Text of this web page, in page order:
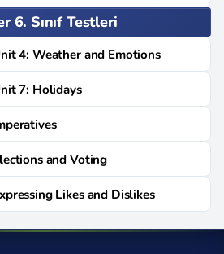
6. Sınıf Testleri
4: Weather and Emotions
7: Holidays
and Voting
Likes and Dislikes